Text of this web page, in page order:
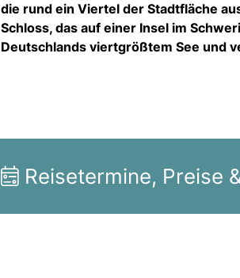
die rund ein Viertel der Stadtfläche
Schloss, das auf einer Insel im
Deutschlands viertgrößtem See und
Reisetermine, Preise